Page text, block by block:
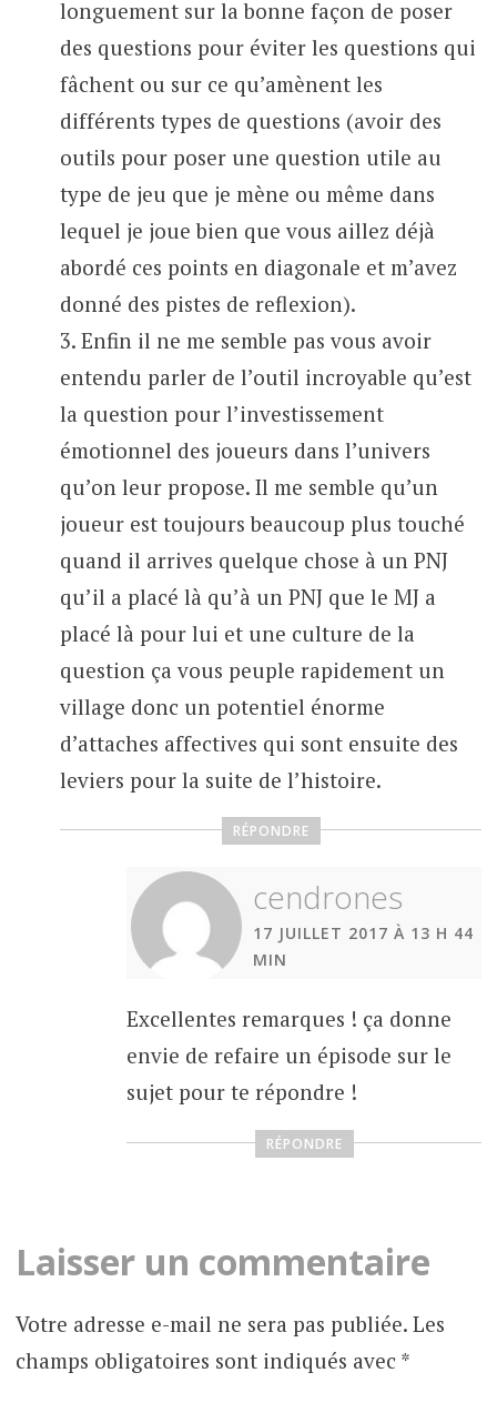
longuement sur la bonne façon de poser
des questions pour éviter les questions qui
fâchent ou sur ce qu’amènent les
différents types de questions (avoir des
outils pour poser une question utile au
type de jeu que je mène ou même dans
lequel je joue bien que vous aillez déjà
abordé ces points en diagonale et m’avez
donné des pistes de reflexion).
3. Enfin il ne me semble pas vous avoir
entendu parler de l’outil incroyable qu’est
la question pour l’investissement
émotionnel des joueurs dans l’univers
qu’on leur propose. Il me semble qu’un
joueur est toujours beaucoup plus touché
quand il arrives quelque chose à un PNJ
qu’il a placé là qu’à un PNJ que le MJ a
placé là pour lui et une culture de la
question ça vous peuple rapidement un
village donc un potentiel énorme
d’attaches affectives qui sont ensuite des
leviers pour la suite de l’histoire.
RÉPONDRE
cendrones
17 JUILLET 2017 À 13 H 44
MIN
Excellentes remarques ! ça donne
envie de refaire un épisode sur le
sujet pour te répondre !
RÉPONDRE
Laisser un commentaire
Votre adresse e-mail ne sera pas publiée. Les
champs obligatoires sont indiqués avec *